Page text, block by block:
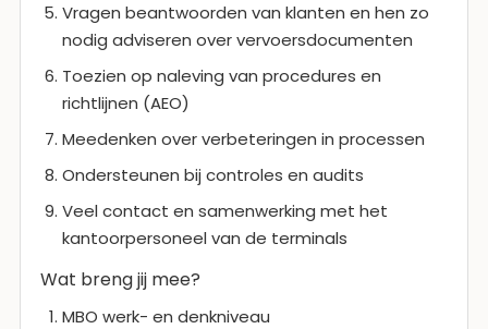
Vragen beantwoorden van klanten en hen zo
nodig adviseren over vervoersdocumenten
Toezien op naleving van procedures en
richtlijnen (AEO)
Meedenken over verbeteringen in processen
Ondersteunen bij controles en audits
Veel contact en samenwerking met het
kantoorpersoneel van de terminals
Wat breng jij mee?
MBO werk- en denkniveau